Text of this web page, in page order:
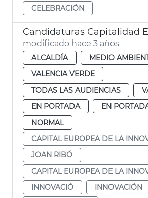
CELEBRACIÓN
Candidaturas Capitalidad
modificado hace 3 años
ALCALDÍA
MEDIO
VALENCIA VERDE
TODAS LAS AUDIENCIAS
EN PORTADA
EN
NORMAL
CAPITAL EUROPEA DE LA
JOAN RIBÓ
CAPITAL EUROPEA DE LA
INNOVACIÓ
INNOVACIÓN